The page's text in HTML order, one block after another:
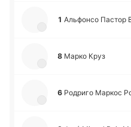
1 Альфо­нсо Пастор
8 Марко Круз
6 Ро­дри­го Маркос